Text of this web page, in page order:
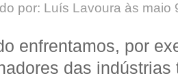
por: Luís Lavoura às maio
enfrentamos, por
das